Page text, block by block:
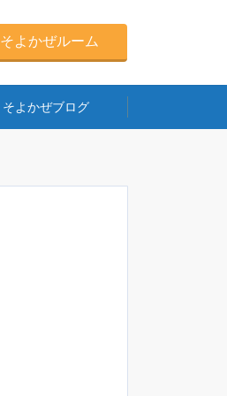
そよかぜルーム
そよかぜブログ